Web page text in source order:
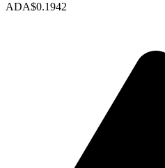
ADA$0.1942